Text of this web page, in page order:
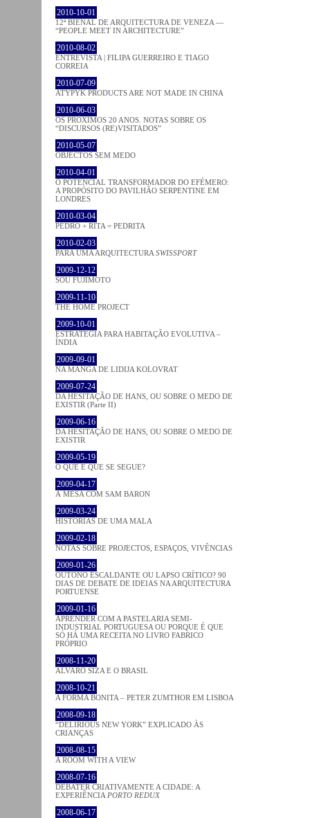
2010-10-01
12ª BIENAL DE ARQUITECTURA DE VENEZA —
“PEOPLE MEET IN ARCHITECTURE”
2010-08-02
ENTREVISTA | FILIPA GUERREIRO E TIAGO
CORREIA
2010-07-09
ATYPYK PRODUCTS ARE NOT MADE IN CHINA
2010-06-03
OS PRÓXIMOS 20 ANOS. NOTAS SOBRE OS
“DISCURSOS (RE)VISITADOS”
2010-05-07
OBJECTOS SEM MEDO
2010-04-01
O POTENCIAL TRANSFORMADOR DO EFÉMERO:
A PROPÓSITO DO PAVILHÃO SERPENTINE EM
LONDRES
2010-03-04
PEDRO + RITA = PEDRITA
2010-02-03
PARA UMA ARQUITECTURA SWISSPORT
2009-12-12
SOU FUJIMOTO
2009-11-10
THE HOME PROJECT
2009-10-01
ESTRATÉGIA PARA HABITAÇÃO EVOLUTIVA –
ÍNDIA
2009-09-01
NA MANGA DE LIDIJA KOLOVRAT
2009-07-24
DA HESITAÇÃO DE HANS, OU SOBRE O MEDO DE
EXISTIR (Parte II)
2009-06-16
DA HESITAÇÃO DE HANS, OU SOBRE O MEDO DE
EXISTIR
2009-05-19
O QUE É QUE SE SEGUE?
2009-04-17
À MESA COM SAM BARON
2009-03-24
HISTÓRIAS DE UMA MALA
2009-02-18
NOTAS SOBRE PROJECTOS, ESPAÇOS, VIVÊNCIAS
2009-01-26
OUTONO ESCALDANTE OU LAPSO CRÍTICO? 90
DIAS DE DEBATE DE IDEIAS NA ARQUITECTURA
PORTUENSE
2009-01-16
APRENDER COM A PASTELARIA SEMI-
INDUSTRIAL PORTUGUESA OU PORQUE É QUE
SÓ HÁ UMA RECEITA NO LIVRO FABRICO
PRÓPRIO
2008-11-20
ÁLVARO SIZA E O BRASIL
2008-10-21
A FORMA BONITA – PETER ZUMTHOR EM LISBOA
2008-09-18
“DELIRIOUS NEW YORK” EXPLICADO ÀS
CRIANÇAS
2008-08-15
A ROOM WITH A VIEW
2008-07-16
DEBATER CRIATIVAMENTE A CIDADE: A
EXPERIÊNCIA PORTO REDUX
2008-06-17